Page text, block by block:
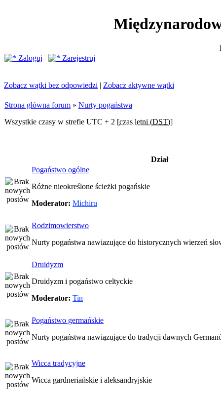
Zaloguj
Zarejestruj
Zobacz wątki bez odpowiedzi | Zobacz aktywne wątki
Strona główna forum » Nurty pogaństwa
Wszystkie czasy w strefie UTC + 2 [czas letni (DST)]
Dział
Pogaństwo ogólne
Różne nieokreślone ścieżki pogańskie
Moderator: Michiru
Rodzimowierstwo
Nurty pogaństwa nawiazujące do historycznych wierzeń
Druidyzm
Druidyzm i pogaństwo celtyckie
Moderator: Tin
Pogaństwo germańskie
Nurty pogaństwa nawiązujące do tradycji dawnych
Wicca tradycyjne
Wicca gardneriańskie i aleksandryjskie